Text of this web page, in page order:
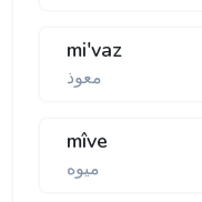
mi'vaz
معوذ
mîve
ميوه